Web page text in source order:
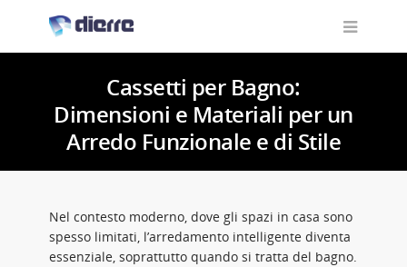
Cassetti per Bagno:
Dimensioni e Materiali per un
Arredo Funzionale e di Stile
Nel contesto moderno, dove gli spazi in casa sono
spesso limitati, l’arredamento intelligente diventa
essenziale, soprattutto quando si tratta del bagno.